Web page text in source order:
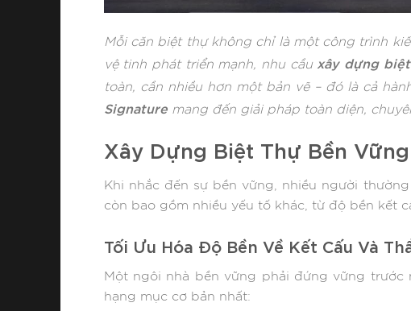
Mỗi căn biệt thự không chỉ là một công trình
vệ tinh phát triển mạnh, nhu cầu xây dựng
toàn, cần nhiều hơn một bản vẽ – đó là cả
Signaturemang đến giải pháp toàn diện,
Xây Dựng Biệt Thự Bền
Khi nhắc đến sự bền vững, nhiều người
còn bao gồm nhiều yếu tố khác, từ độ bền kết
Tối Ưu Hóa Độ Bền Về Kết Cấu Và
Một ngôi nhà bền vững phải đứng vững
hạng mục cơ bản nhất: